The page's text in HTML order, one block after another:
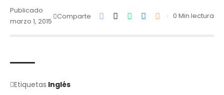
Publicado
marzo 1, 2015
Comparte 0 Min lectura
Etiquetas Inglés